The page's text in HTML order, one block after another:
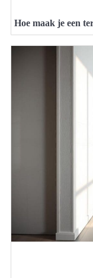
Hoe maak je een